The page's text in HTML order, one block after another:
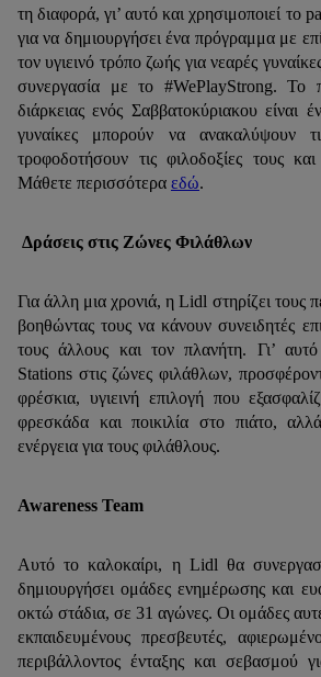
τη διαφορά, γι’ αυτό και χρησιμοποιεί το
για να δημιουργήσει ένα πρόγραμμα με
τον υγιεινό τρόπο ζωής για νεαρές
συνεργασία με το #WePlayStrong. Το
διάρκειας ενός Σαββατοκύριακου είναι
γυναίκες μπορούν να ανακαλύψουν
τροφοδοτήσουν τις φιλοδοξίες τους
Μάθετε περισσότερα εδώ.
Δράσεις στις Ζώνες Φιλάθλων
Για άλλη μια χρονιά, η Lidl στηρίζει τους
βοηθώντας τους να κάνουν συνειδητές
τους άλλους και τον πλανήτη. Γι’
Stations στις ζώνες φιλάθλων,
φρέσκια, υγιεινή επιλογή που
φρεσκάδα και ποικιλία στο πιάτο,
ενέργεια για τους φιλάθλους.
Awareness Team
Αυτό το καλοκαίρι, η Lidl θα
δημιουργήσει ομάδες ενημέρωσης και
οκτώ στάδια, σε 31 αγώνες. Οι ομάδες
εκπαιδευμένους πρεσβευτές,
περιβάλλοντος ένταξης και σεβασμού